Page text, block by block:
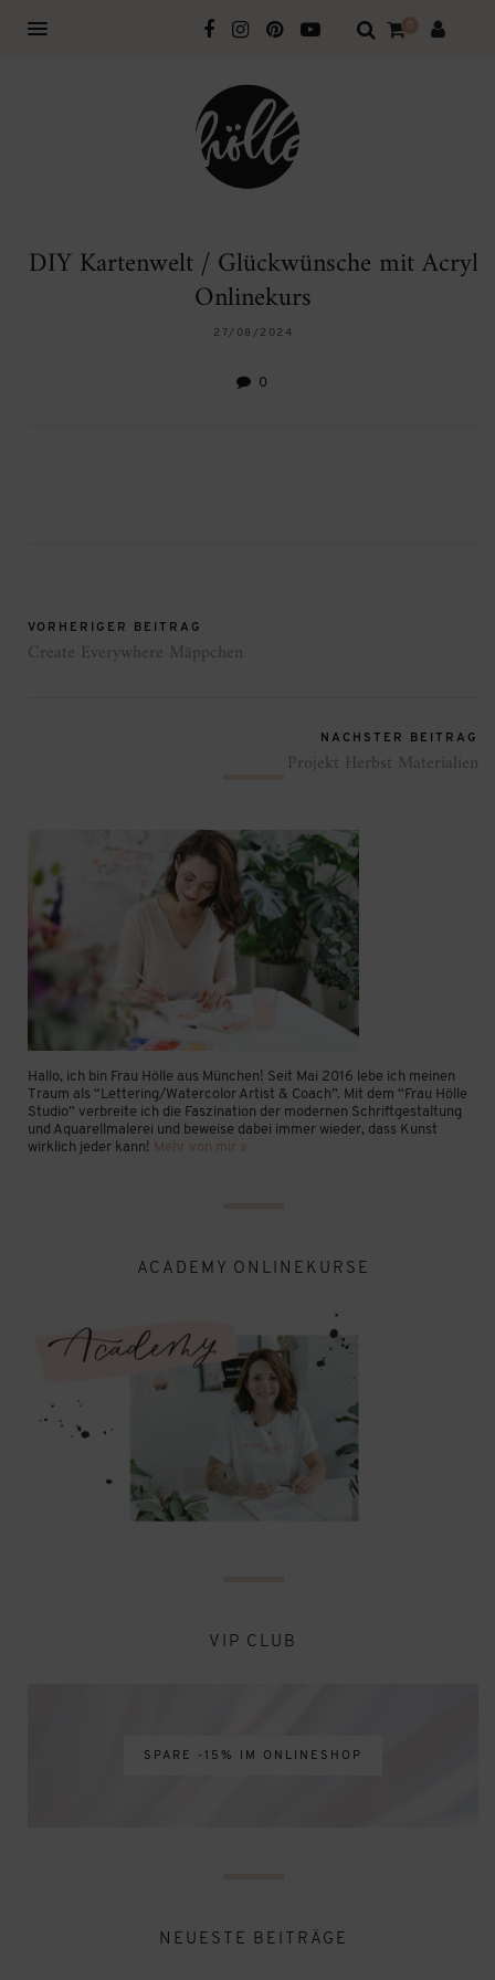
0
DIY Kartenwelt / Glückwünsche mit Acryl
Onlinekurs
27/08/2024
0
VORHERIGER BEITRAG
Create Everywhere Mäppchen
NÄCHSTER BEITRAG
Projekt Herbst Materialien
Hallo, ich bin Frau Hölle aus München! Seit Mai 2016 lebe ich meinen
Traum als “Lettering/Watercolor Artist & Coach”. Mit dem “Frau Hölle
Studio” verbreite ich die Faszination der modernen Schriftgestaltung
und Aquarellmalerei und beweise dabei immer wieder, dass Kunst
wirklich jeder kann! Mehr von mir »
ACADEMY ONLINEKURSE
VIP CLUB
SPARE -15% IM ONLINESHOP
NEUESTE BEITRÄGE